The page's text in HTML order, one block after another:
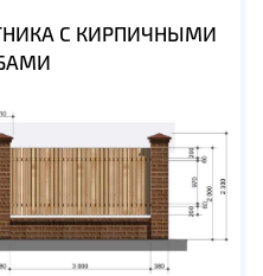
С КИРПИЧНЫМИ